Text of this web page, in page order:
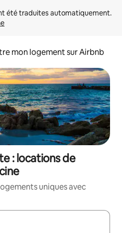
mon logement sur Airbnb
: locations de
uniques avec
utilisez les flèches vers le